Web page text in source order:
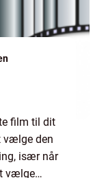
film til dit
vælge den
især når
vælge